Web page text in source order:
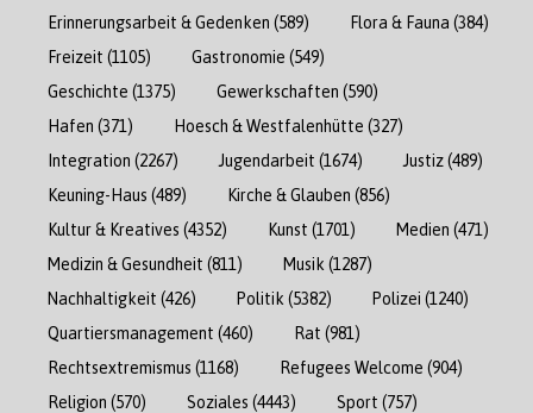
Erinnerungsarbeit & Gedenken (589) Flora & Fauna (384)
Freizeit (1105) Gastronomie (549)
Geschichte (1375) Gewerkschaften (590)
Hafen (371) Hoesch & Westfalenhütte (327)
Integration (2267) Jugendarbeit (1674) Justiz(489)
Keuning-Haus (489) Kirche & Glauben (856)
Kultur & Kreatives (4352) Kunst (1701) Medien (471)
Medizin & Gesundheit (811) Musik (1287)
Nachhaltigkeit (426) Politik (5382) Polizei (1240)
Quartiersmanagement (460) Rat (981)
Rechtsextremismus (1168) Refugees Welcome (904)
Religion (570) Soziales (4443) Sport (757)